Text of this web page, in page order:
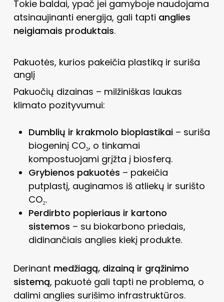
Tokie baldai, ypač jei gamyboje naudojama
atsinaujinanti energija, gali tapti anglies
neigiamais produktais.
Pakuotės, kurios pakeičia plastiką ir suriša
anglį
Pakuočių dizainas – milžiniškas laukas
klimato pozityvumui:
Dumblių ir krakmolo bioplastikai– suriša
biogeninį CO₂, o tinkamai
kompostuojami grįžta į biosferą.
Grybienos pakuotės – pakeičia
putplastį, auginamos iš atliekų ir surišto
CO₂.
Perdirbto popieriaus ir kartono
sistemos – su biokarbono priedais,
didinančiais anglies kiekį produkte.
Derinant medžiagą, dizainą ir grąžinimo
sistemą, pakuotė gali tapti ne problema, o
dalimi anglies surišimo infrastruktūros.